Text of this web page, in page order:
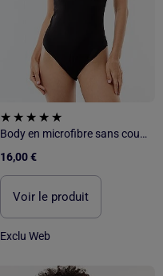
Body en microfibre sans coutures
16,00 €
Voir le produit
Exclu Web